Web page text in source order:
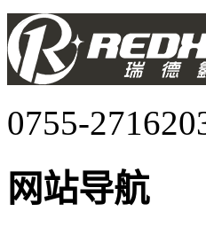
0755-
网站导航